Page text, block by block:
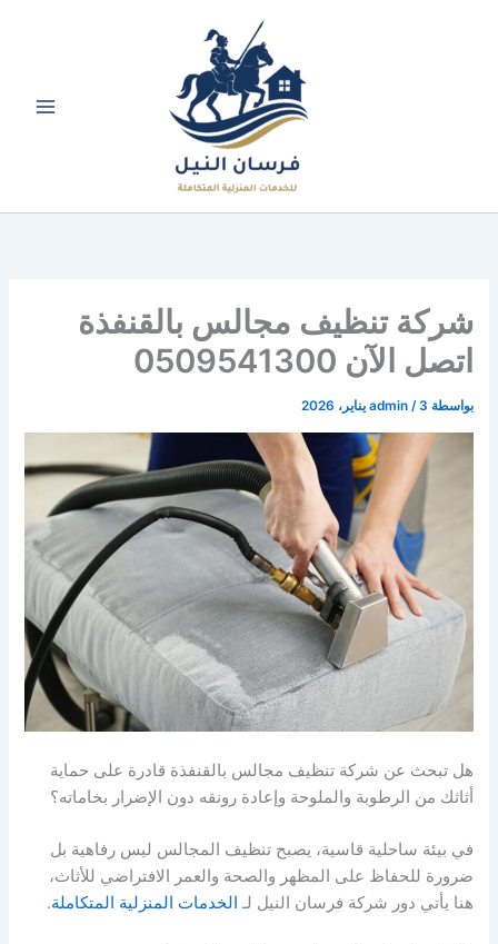
شركة تنظيف مجالس بالقنفذة
اتصل الآن 0509541300
بواسطة admin /3 يناير، 2026
هل تبحث عن شركة تنظيف مجالس بالقنفذة قادرة على حماية
أثاثك من الرطوبة والملوحة وإعادة رونقه دون الإضرار بخاماته؟
في بيئة ساحلية قاسية، يصبح تنظيف المجالس ليس رفاهية بل
ضرورة للحفاظ على المظهر والصحة والعمر الافتراضي للأثاث،
هنا يأتي دور شركة فرسان النيل لـ الخدمات المنزلية المتكاملة.